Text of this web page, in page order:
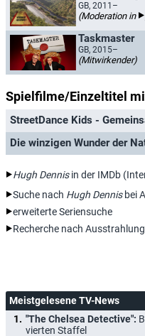
GB, 2011–
(Moderation in
Taskmaster
GB, 2015–
(Mitwirkender)
Spielfilme/Einzeltitel
StreetDance Kids -
Die winzigen Wunder der
Hugh Dennisin der IMDb
Suche nach Hugh Dennisbei
erweiterte Seriensuche
Recherche nach
Meistgelesene TV-News
"The Chelsea Detective":
vierten Staffel